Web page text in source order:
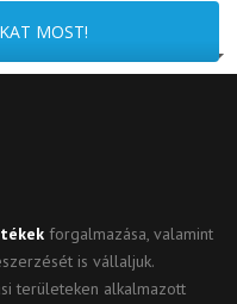
MOST!
forgalmazása, valamint
is vállaljuk.
területeken alkalmazott